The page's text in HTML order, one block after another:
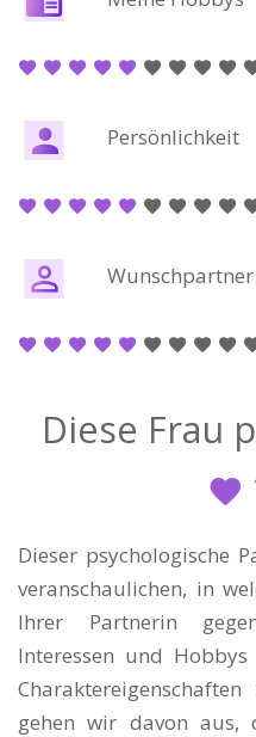
Persönlichkeit
Wunschpartner
Diese Frau
Dieser psychologische
veranschaulichen, in
Ihrer Partnerin
Interessen und
gehen wir davon aus,